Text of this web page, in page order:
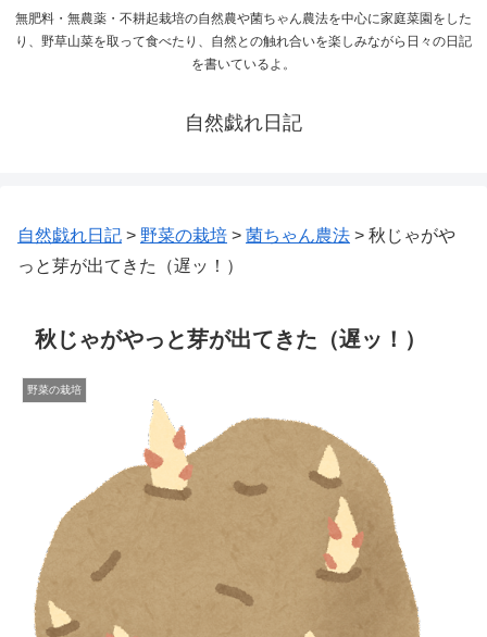
無肥料・無農薬・不耕起栽培の自然農や菌ちゃん農法を中心に家庭菜園をした
り、野草山菜を取って食べたり、自然との触れ合いを楽しみながら日々の日記
を書いているよ。
自然戯れ日記
自然戯れ日記 > 野菜の栽培 > 菌ちゃん農法 > 秋じゃがや
っと芽が出てきた（遅ッ！）
秋じゃがやっと芽が出てきた（遅ッ！）
野菜の栽培